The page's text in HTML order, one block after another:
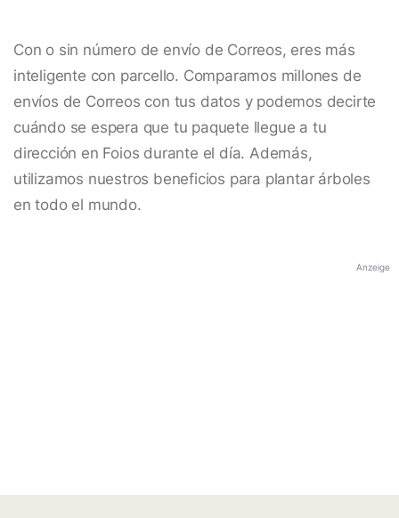
Con o sin número de envío de Correos, eres más
inteligente con parcello. Comparamos millones de
envíos de Correos con tus datos y podemos decirte
cuándo se espera que tu paquete llegue a tu
dirección en Foios durante el día. Además,
utilizamos nuestros beneficios para plantar árboles
en todo el mundo.
Anzeige